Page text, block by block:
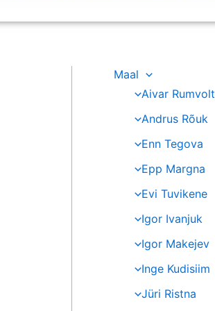
Maal
Aivar Rumvolt
Andrus Rõuk
Enn Tegova
Epp Margna
Evi Tuvikene
Igor Ivanjuk
Igor Makejev
Inge Kudisiim
Jüri Ristna